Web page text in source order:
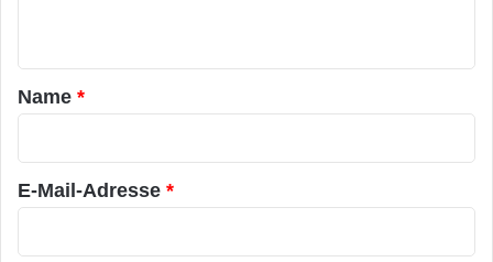
a
r
*
Name *
E-Mail-Adresse *